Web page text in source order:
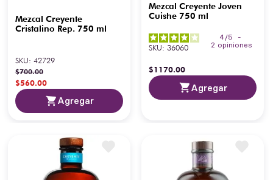
Mezcal Creyente
Cristalino Rep. 750 ml
SKU: 42729
$700.00
$560.00
Agregar
Mezcal Creyente Joven
Cuishe 750 ml
4 /5
-
2 opiniones
SKU: 36060
$1170.00
Agregar